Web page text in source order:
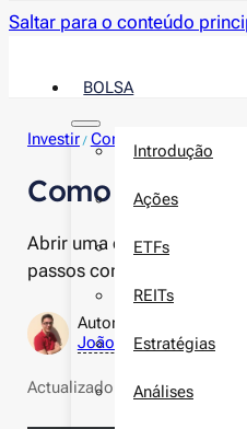
Saltar para o conteúdo
BOLSA
Introdução
Ações
ETFs
REITs
Estratégias
Análises
Investir / Corretoras
Como abrir
Abrir uma conta demo na
passos como o podes fazer.
Autor:
João Neves
Actualizado a 17 de maio de